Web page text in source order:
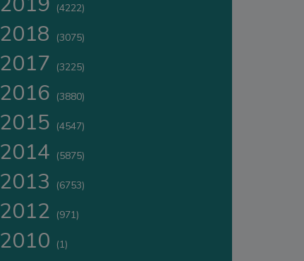
(4222)
2018 (3075)
2017 (3225)
2016 (3880)
2015 (4547)
2014 (5875)
2013 (6753)
2012 (971)
2010 (1)